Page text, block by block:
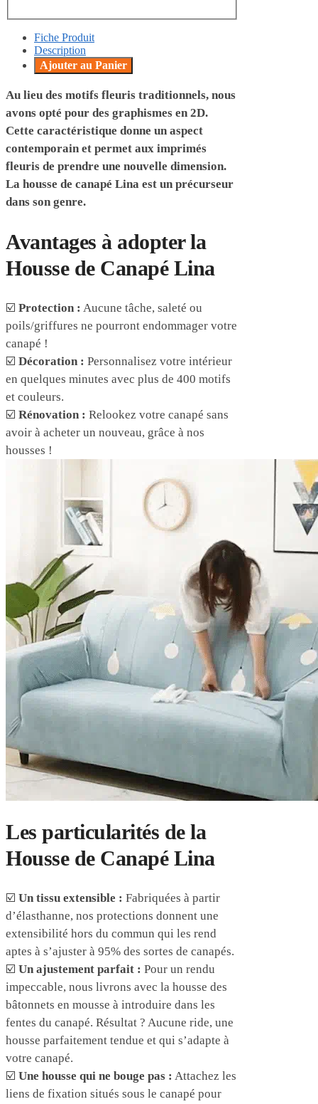
Fiche Produit
Description
Ajouter au Panier
Au lieu des motifs fleuris traditionnels, nous
avons opté pour des graphismes en 2D.
Cette caractéristique donne un aspect
contemporain et permet aux imprimés
fleuris de prendre une nouvelle dimension.
La housse de canapé Lina est un précurseur
dans son genre.
Avantages à adopter la
Housse de Canapé Lina
☑️ Protection : Aucune tâche, saleté ou
poils/griffures ne pourront endommager votre
canapé !
☑️ Décoration : Personnalisez votre intérieur
en quelques minutes avec plus de 400 motifs
et couleurs.
☑️ Rénovation : Relookez votre canapé sans
avoir à acheter un nouveau, grâce à nos
housses !
Les particularités de la
Housse de Canapé Lina
☑️ Un tissu extensible : Fabriquées à partir
d’élasthanne, nos protections donnent une
extensibilité hors du commun qui les rend
aptes à s’ajuster à 95% des sortes de canapés.
☑️ Un ajustement parfait : Pour un rendu
impeccable, nous livrons avec la housse des
bâtonnets en mousse à introduire dans les
fentes du canapé. Résultat ? Aucune ride, une
housse parfaitement tendue et qui s’adapte à
votre canapé.
☑️ Une housse qui ne bouge pas : Attachez les
liens de fixation situés sous le canapé pour